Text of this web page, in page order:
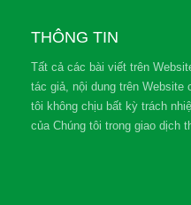
THÔNG TIN
Tất cả các bài viết trên
tác giả, nội dung trên Website
tôi không chịu bất kỳ trách
của Chúng tôi trong giao dịch